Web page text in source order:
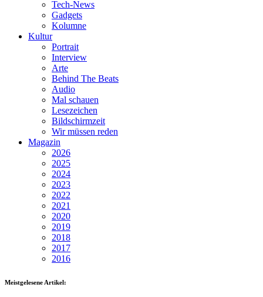
Tech-News
Gadgets
Kolumne
Kultur
Portrait
Interview
Arte
Behind The Beats
Audio
Mal schauen
Lesezeichen
Bildschirmzeit
Wir müssen reden
Magazin
2026
2025
2024
2023
2022
2021
2020
2019
2018
2017
2016
Meistgelesene Artikel: